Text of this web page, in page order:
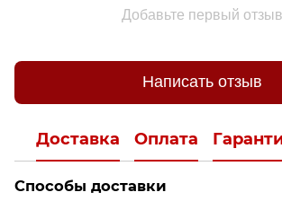
Добавьте первый отзыв
Написать отзыв
Доставка Оплата
Способы доставки